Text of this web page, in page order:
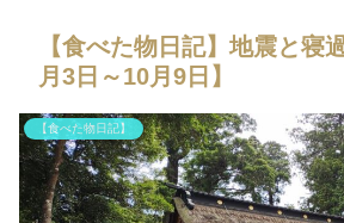
【食べた物日記】地震と寝
月3日～10月9日】
【食べた物日記】